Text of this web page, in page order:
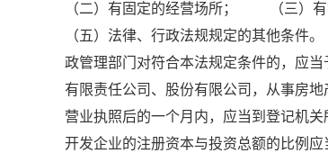
（二）有固定的经营场所； （三）
（五）法律、行政法规规定的其他条
政管理部门对符合本法规定条件的，应
有限责任公司、股份有限公司，从事房
营业执照后的一个月内，应当到登记
开发企业的注册资本与投资总额的比例